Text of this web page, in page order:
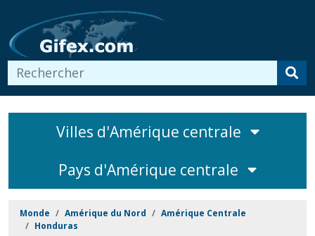
Villes d'Amérique centrale
Pays d'Amérique centrale
Monde Amérique du Nord
Amérique Centrale
Honduras